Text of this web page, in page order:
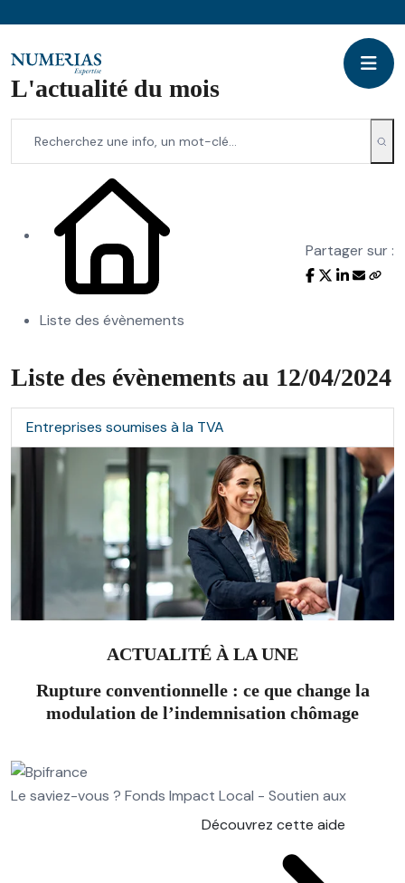
L'actualité du mois
Liste des évènements
Partager sur :
Liste des évènements au 12/04/2024
Entreprises soumises à la TVA
ACTUALITÉ À LA UNE
Rupture conventionnelle : ce que change la
modulation de l’indemnisation chômage
Le saviez-vous ? Fonds Impact Local - Soutien aux
Découvrez cette aide